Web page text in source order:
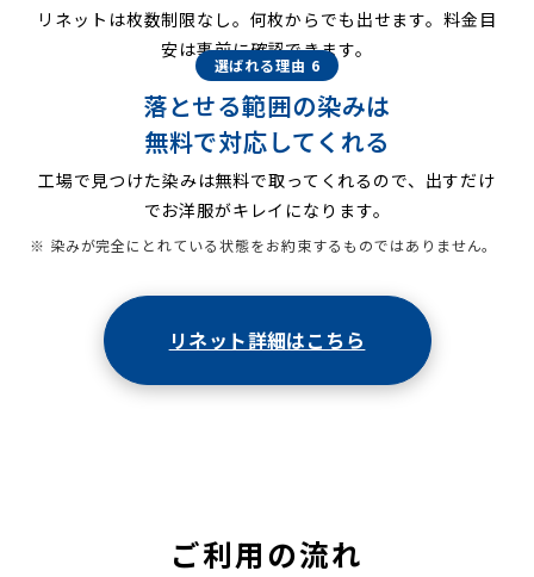
リネットは枚数制限なし。何枚からでも出せます。料金目
安は事前に確認できます。
選ばれる理由 6
落とせる範囲の染みは
無料で対応してくれる
工場で見つけた染みは無料で取ってくれるので、出すだけ
でお洋服がキレイになります。
※ 染みが完全にとれている状態をお約束するものではありません。
リネット詳細はこちら
ご利用の流れ